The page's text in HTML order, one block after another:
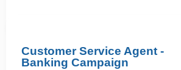
Customer Service Agent -
Banking Campaign